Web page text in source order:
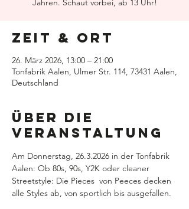
Jahren. Schaut vorbei, ab 13 Uhr!
Zeit & Ort
26. März 2026, 13:00 – 21:00
Tonfabrik Aalen, Ulmer Str. 114, 73431 Aalen,
Deutschland
Über die
Veranstaltung
Am Donnerstag, 26.3.2026 in der Tonfabrik
Aalen: Ob 80s, 90s, Y2K oder cleaner
Streetstyle: Die Pieces  von Peeces decken
alle Styles ab, von sportlich bis ausgefallen.